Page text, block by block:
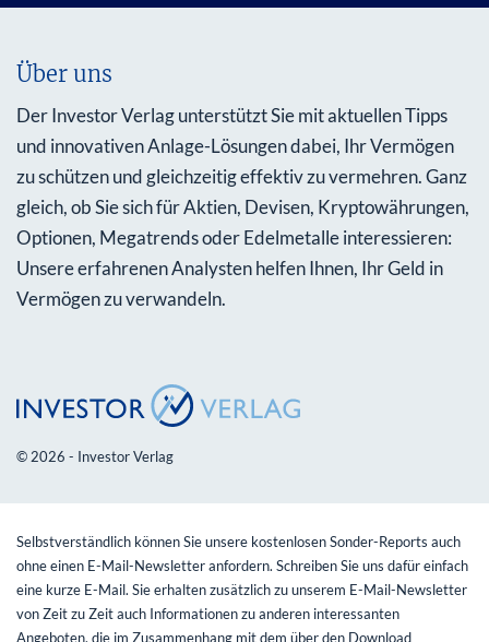
Über uns
Der Investor Verlag unterstützt Sie mit aktuellen Tipps
und innovativen Anlage-Lösungen dabei, Ihr Vermögen
zu schützen und gleichzeitig effektiv zu vermehren. Ganz
gleich, ob Sie sich für Aktien, Devisen, Kryptowährungen,
Optionen, Megatrends oder Edelmetalle interessieren:
Unsere erfahrenen Analysten helfen Ihnen, Ihr Geld in
Vermögen zu verwandeln.
© 2026 - Investor Verlag
Selbstverständlich können Sie unsere kostenlosen Sonder-Reports auch
ohne einen E-Mail-Newsletter anfordern. Schreiben Sie uns dafür einfach
eine kurze E-Mail. Sie erhalten zusätzlich zu unserem E-Mail-Newsletter
von Zeit zu Zeit auch Informationen zu anderen interessanten
Angeboten, die im Zusammenhang mit dem über den Download